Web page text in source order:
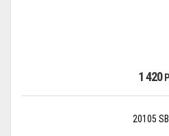
1 420 Р
20105